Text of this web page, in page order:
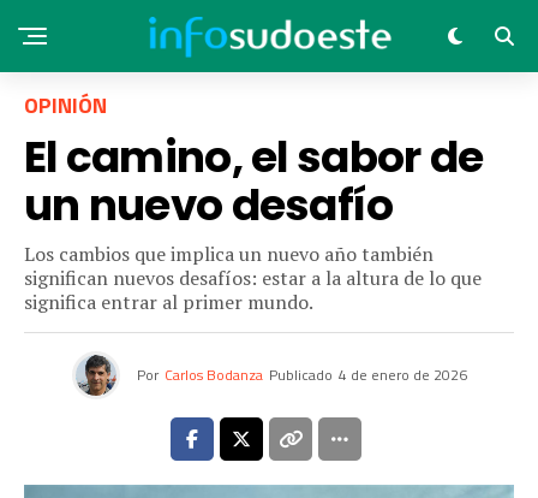
OPINIÓN
El camino, el sabor de
un nuevo desafío
Los cambios que implica un nuevo año también
significan nuevos desafíos: estar a la altura de lo que
significa entrar al primer mundo.
Por Carlos Bodanza Publicado 4 de enero de 2026